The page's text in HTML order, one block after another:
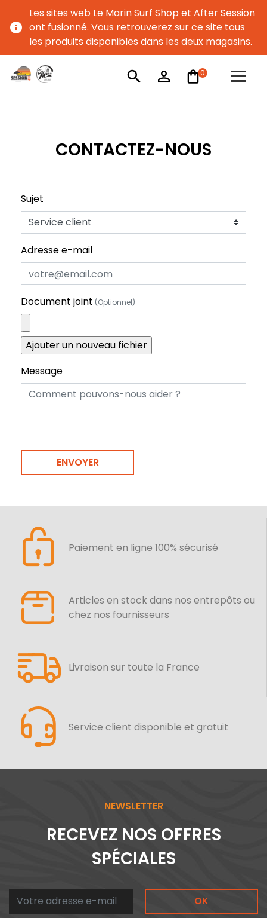
info
Les sites web Le Marin Surf Shop et After Session
ont fusionné. Vous retrouverez sur ce site tous
les produits disponibles dans les deux magasins.
search person_outline 0
CONTACTEZ-NOUS
Sujet
Adresse e-mail
Document joint (Optionnel)
Message
Paiement en ligne 100% sécurisé
Articles en stock dans nos entrepôts ou
chez nos fournisseurs
Livraison sur toute la France
Service client disponible et gratuit
NEWSLETTER
RECEVEZ NOS OFFRES
SPÉCIALES
OK